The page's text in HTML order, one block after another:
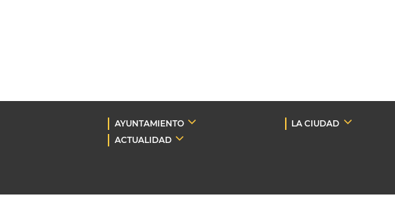
AYUNTAMIENTO LA CIUDAD
ACTUALIDAD